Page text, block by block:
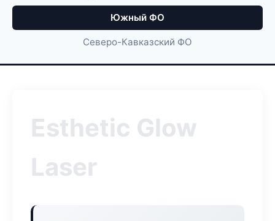
Южный ФО
Северо-Кавказский ФО
Esthetic Glow
Laser